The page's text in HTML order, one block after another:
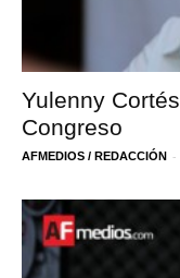
Yulenny
Congreso
AFMEDIOS / REDACCIÓN -